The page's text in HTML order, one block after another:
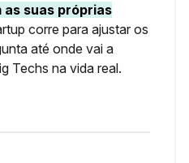
as suas próprias
corre para ajustar os
até onde vai a
Techs na vida real.